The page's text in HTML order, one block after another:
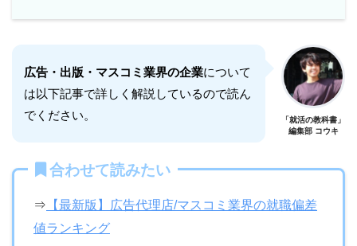
広告・出版・マスコミ業界の企業について
は以下記事で詳しく解説しているので読ん
でください。
「就活の教科書」
編集部 コウキ
合わせて読みたい
⇒ 【最新版】広告代理店/マスコミ業界の就職偏差
値ランキング